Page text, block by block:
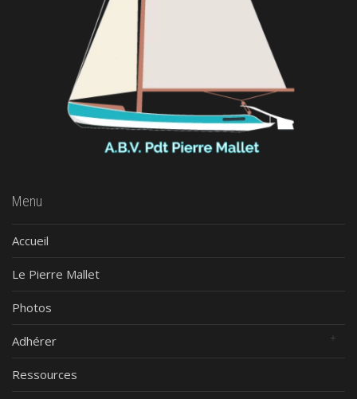
Menu
Accueil
Le Pierre Mallet
Photos
Adhérer
Ressources